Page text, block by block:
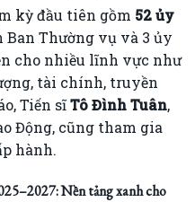
kỳ đầu tiên gồm 52 ủy
Ban Thường vụ và 3 ủy
cho nhiều lĩnh vực như
tài chính, truyền
Tiến sĩTô Đình Tuân,
Động, cũng tham gia
hành.
Nền tảng xanh cho